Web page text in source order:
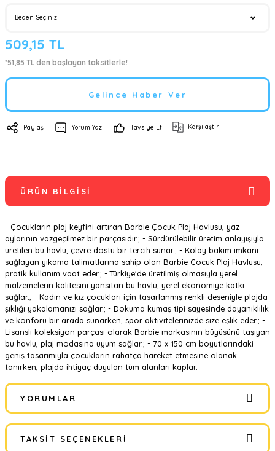
509,15 TL
*51,85 TL den başlayan taksitlerle!
Gelince Haber Ver
Paylaş Yorum Yaz Tavsiye Et Karşılaştır
ÜRÜN BILGISI
- Çocukların plaj keyfini artıran Barbie Çocuk Plaj Havlusu, yaz
aylarının vazgeçilmez bir parçasıdır.; - Sürdürülebilir üretim anlayışıyla
üretilen bu havlu, çevre dostu bir tercih sunar.; - Kolay bakım imkanı
sağlayan yıkama talimatlarına sahip olan Barbie Çocuk Plaj Havlusu,
pratik kullanım vaat eder.; - Türkiye'de üretilmiş olmasıyla yerel
malzemelerin kalitesini yansıtan bu havlu, yerel ekonomiye katkı
sağlar.; - Kadın ve kız çocukları için tasarlanmış renkli deseniyle plajda
şıklığı yakalamanızı sağlar.; - Dokuma kumaş tipi sayesinde dayanıklılık
ve konforu bir arada sunarken, spor aktivitelerinizde size eşlik eder.; -
Lisanslı koleksiyon parçası olarak Barbie markasının büyüsünü taşıyan
bu havlu, plaj modasına uyum sağlar.; - 70 x 150 cm boyutlarındaki
geniş tasarımıyla çocukların rahatça hareket etmesine olanak
tanırken, plajda ihtiyaç duyulan tüm alanları kaplar.
YORUMLAR
TAKSIT SEÇENEKLERI